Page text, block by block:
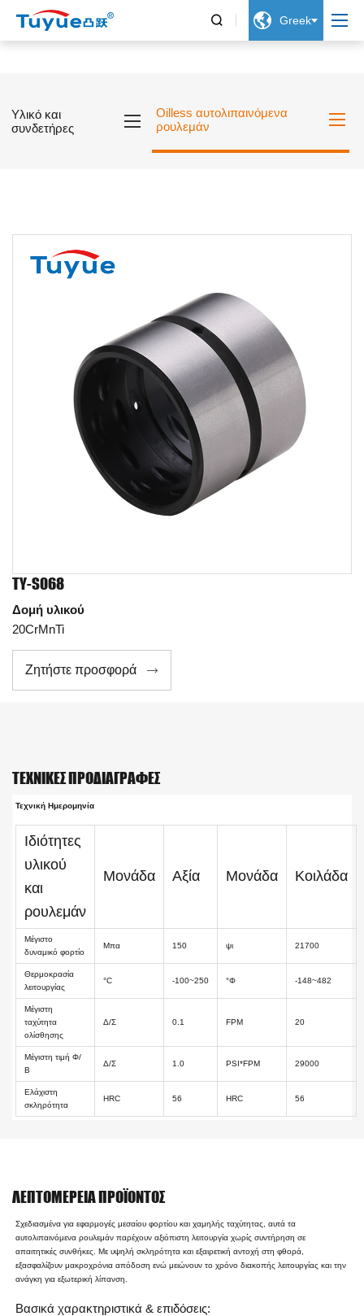
  Greek
Υλικό και
συνδετήρες
Oilless αυτολιπαινόμενα
ρουλεμάν
TY-S068
Δομή υλικού
20CrMnTi
Ζητήστε προσφορά 
ΤΕΧΝΙΚΈΣ ΠΡΟΔΙΑΓΡΑΦΈΣ
Τεχνική Ημερομηνία
Ιδιότητες
υλικού
και
ρουλεμάν
Μονάδα Αξία Μονάδα Κοιλάδα
Μέγιστο
δυναμικό φορτίο
Μπα 150 ψι 21700
Θερμοκρασία
λειτουργίας
°C -100~250 °Φ -148~482
Μέγιστη
ταχύτητα
ολίσθησης
Δ/Σ 0.1 FPM 20
Μέγιστη τιμή Φ/
Β
Δ/Σ 1.0 PSI*FPM 29000
Ελάχιστη
σκληρότητα
HRC 56 HRC 56
ΛΕΠΤΟΜΈΡΕΙΑ ΠΡΟΪΌΝΤΟΣ
Σχεδιασμένα για εφαρμογές μεσαίου φορτίου και χαμηλής ταχύτητας, αυτά τα
αυτολιπαινόμενα ρουλεμάν παρέχουν αξιόπιστη λειτουργία χωρίς συντήρηση σε
απαιτητικές συνθήκες. Με υψηλή σκληρότητα και εξαιρετική αντοχή στη φθορά,
εξασφαλίζουν μακροχρόνια απόδοση ενώ μειώνουν το χρόνο διακοπής λειτουργίας και την
ανάγκη για εξωτερική λίπανση.
Βασικά χαρακτηριστικά & επιδόσεις: